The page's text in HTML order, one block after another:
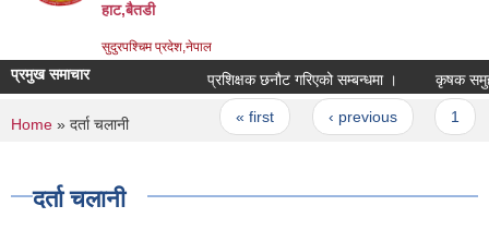
हाट,बैतडी
सुदुरपश्चिम प्रदेश,नेपाल
प्रमुख समाचार प्रशिक्षक छनौट गरिएको सम्बन्धमा । कृषक समुह
Pages
« first ‹ previous
You are here
Home » दर्ता चलानी
दर्ता चलानी